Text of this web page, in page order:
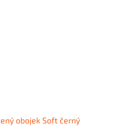
obojek Soft černý